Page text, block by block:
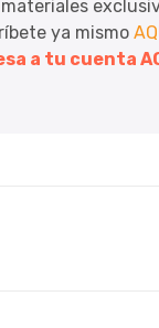
ya mismo
a tu cuenta